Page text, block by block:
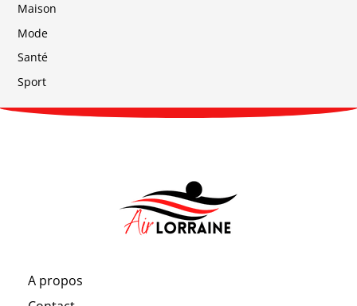
Maison
Mode
Santé
Sport
A propos